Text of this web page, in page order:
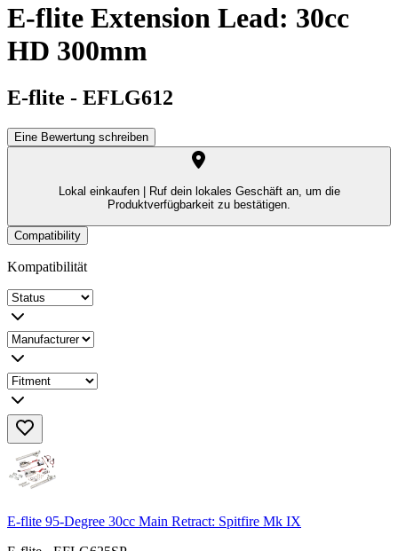
E-flite Extension Lead: 30cc
HD 300mm
E-flite - EFLG612
Eine Bewertung schreiben
Lokal einkaufen |
Ruf dein lokales Geschäft an, um die
Produktverfügbarkeit zu bestätigen.
Compatibility
Kompatibilität
E-flite 95-Degree 30cc Main Retract: Spitfire Mk IX